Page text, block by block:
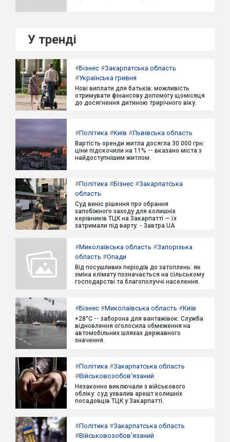
У тренді
#Бізнес #Закарпатська область
#Українська гривня
Нові виплати для батьків: можливість
отримувати фінансову допомогу щомісяця
до досягнення дитиною трирічного віку.
#Політика #Київ #Львівська область
Вартість оренди житла досягла 30 000 грн:
ціни підскочили на 11% -- вказано міста з
найдоступнішим житлом.
#Політика #Бізнес #Закарпатська
область
Суд виніс рішення про обрання
запобіжного заходу для колишніх
керівників ТЦК на Закарпатті — їх
затримали під варту. - Завтра.UA
#Миколаївська область #Запорізька
область #Опади
Від посушливих періодів до затоплень: як
зміна клімату позначається на сільському
господарстві та благополуччі населення.
#Бізнес #Миколаївська область #Київ
+28°C -- заборона для вантажівок: Служба
відновлення оголосила обмеження на
автомобільних шляхах державного
значення.
#Політика #Закарпатська область
#Військовозобов'язаний
Незаконно виключали з військового
обліку: суд ухвалив арешт колишніх
посадовців ТЦК у Закарпатті.
#Політика #Закарпатська область
#Військовозобов'язаний